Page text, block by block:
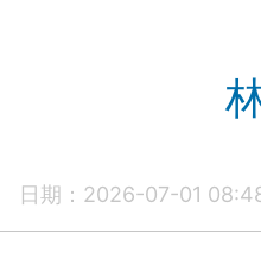
日期：2026-07-01